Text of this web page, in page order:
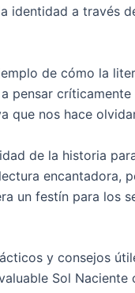
identidad a través
de cómo la
pensar
que nos hace
de la historia
encantadora,
un festín para los
y consejos
Sol